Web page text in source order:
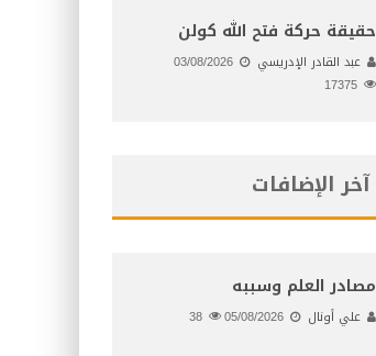
حقيقة حركة فتح الله كولن
عبد القادر الإدريسي
03/08/2026
آخر الإضافات
مصادر العلم وسببه
علي أونال 05/08/2026